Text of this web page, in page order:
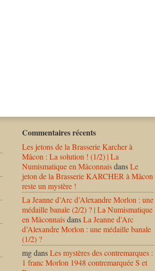
Commentaires récents
Les jetons de la Brasserie Karcher à
Mâcon : La solution ! (1/2) | La
Numismatique en MâconnaisdansLe
jeton de la Brasserie KARCHER à Mâcon
reste un mystère !
La Jeanne d’Arc d’Alexandre Morlon : une
médaille banale (2/2) ? | La Numismatique
en MâconnaisdansLa Jeanne d’Arc
d’Alexandre Morlon : une médaille banale
(1/2) ?
mgdansLes mystères des contremarques :
1 franc Morlon 1948 contremarquée S et